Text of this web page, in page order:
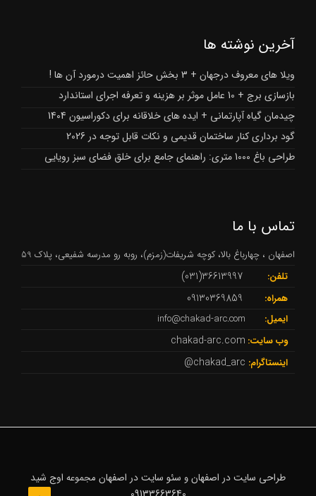
آخرین نوشته ها
ویلا های معروف درجهان + 3 بخش حائز اهمیت درمورد آن ها !
بازسازی برج + 10 عامل موثر بر هزینه و تعرفه اجرای استاندارد
چیدمان گیاه آپارتمانی + ایده های خلاقانه برای دکوراسیون 1404
گود برداری کنار ساختمان قدیمی و نکات قابل توجه در 2026
طراحی باغ 1000 متری: راهنمای جامع برای خلق فضای سبز رویایی
تماس با ما
اصفهان ، چهارباغ بالا، کوچه شریفات(زمزم)، روبه رو مدرسه شفیعی، پلاک 59
تلفن:
36613997(031)
همراه: 09130369859
ایمیل:
info@chakad-arc.com
وب سایت: chakad-arc.com
اینستاگرام: chakad_arc@
طراحی سایت در اصفهانو سئو سایت در اصفهان مجموعه اوج شید